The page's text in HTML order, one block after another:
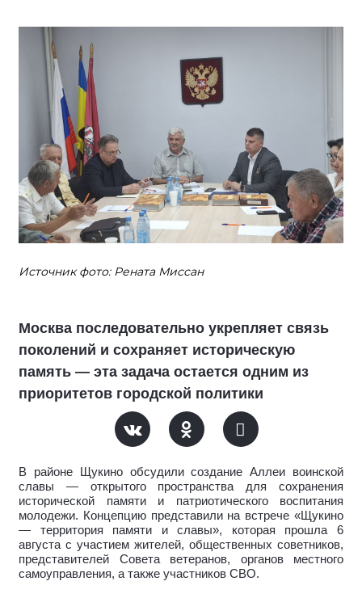
Источник фото: Рената Миссан
Москва последовательно укрепляет связь
поколений и сохраняет историческую
память — эта задача остается одним из
приоритетов городской политики
В районе Щукино обсудили создание Аллеи воинской
славы — открытого пространства для сохранения
исторической памяти и патриотического воспитания
молодежи. Концепцию представили на встрече «Щукино
— территория памяти и славы», которая прошла 6
августа с участием жителей, общественных советников,
представителей Совета ветеранов, органов местного
самоуправления, а также участников СВО.